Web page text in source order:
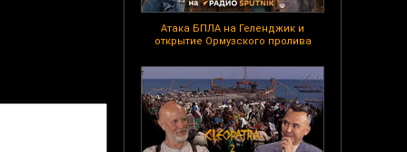
Атака БПЛА на Геленджик и
открытие Ормузского пролива